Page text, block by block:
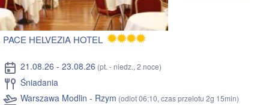
PACE HELVEZIA HOTEL
21.08.26 - 23.08.26 (pt. - niedz., 2 noce)
Śniadania
Warszawa Modlin - Rzym (odlot 06:10, czas przelotu 2g 15min)